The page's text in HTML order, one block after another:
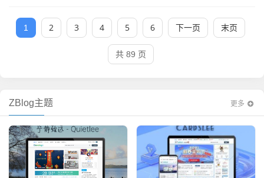
1 2 3 4 5 6 下一页 末页
共 89 页
ZBlog主题 更多